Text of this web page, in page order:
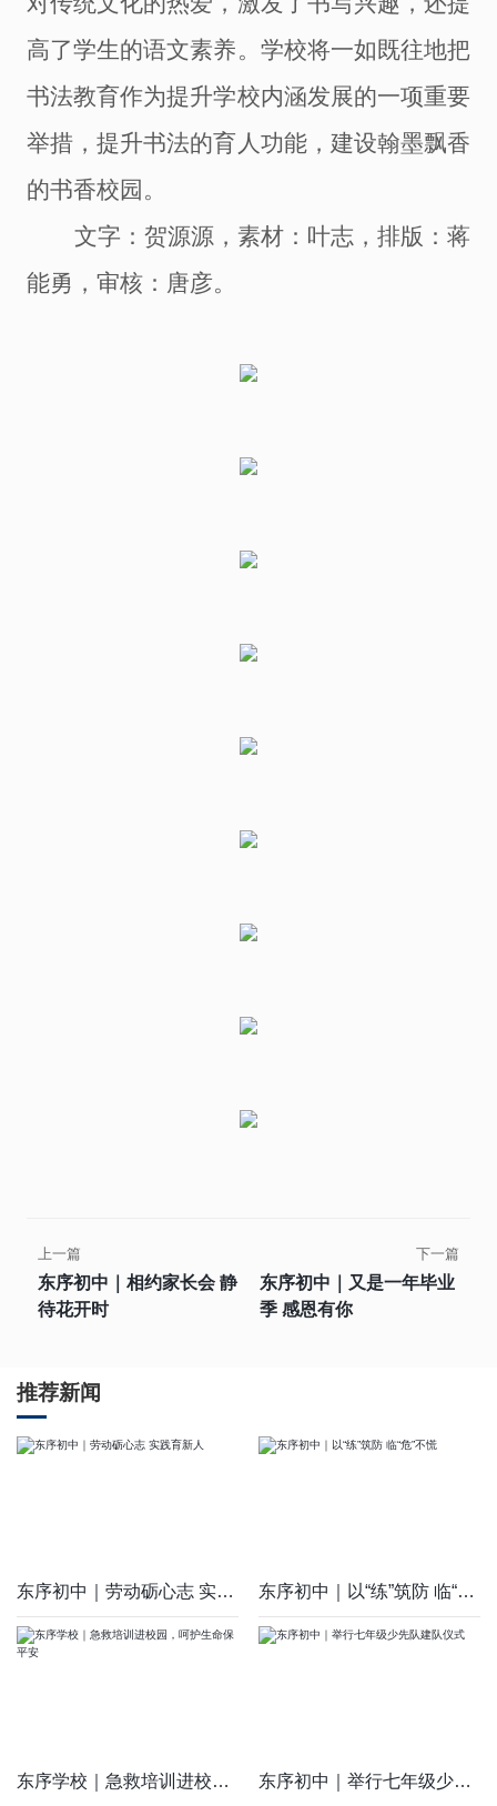
高了学生的语文素养。学校将一如既往地把
书法教育作为提升学校内涵发展的一项重要
举措，提升书法的育人功能，建设翰墨飘香
的书香校园。
文字：贺源源，素材：叶志，排版：蒋
能勇，审核：唐彦。
上一篇
东序初中｜相约家长会 静
待花开时
下一篇
东序初中｜又是一年毕业
季 感恩有你
推荐新闻
东序初中｜劳动砺心志 实践育新人 东序初中｜以“练”筑防 临“危”不慌
东序学校｜急救培训进校园，呵护生命保平安 东序初中｜举行七年级少先队建队仪式